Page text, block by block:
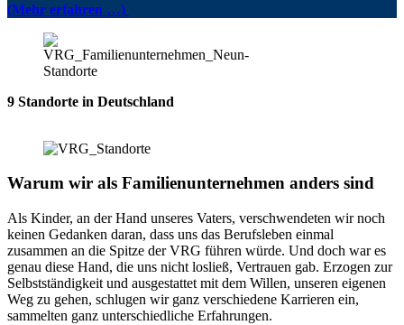
(Mehr erfahren …)
9 Standorte in Deutschland
Warum wir als Familienunternehmen anders sind
Als Kinder, an der Hand unseres Vaters, verschwendeten wir noch
keinen Gedanken daran, dass uns das Berufsleben einmal
zusammen an die Spitze der VRG führen würde. Und doch war es
genau diese Hand, die uns nicht losließ, Vertrauen gab. Erzogen zur
Selbstständigkeit und ausgestattet mit dem Willen, unseren eigenen
Weg zu gehen, schlugen wir ganz verschiedene Karrieren ein,
sammelten ganz unterschiedliche Erfahrungen.